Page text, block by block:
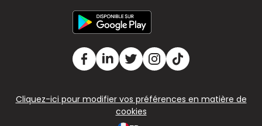
Cliquez-ici pour modifier vos préférences en matière de
cookies